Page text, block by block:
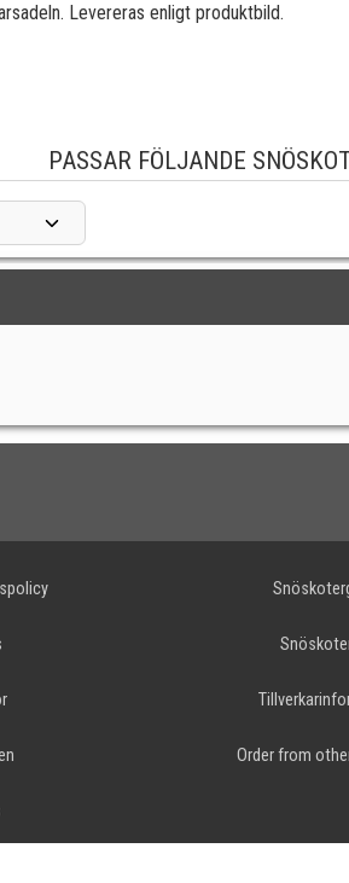
Levereras enligt produktbild.
PASSAR FÖLJANDE
Order from